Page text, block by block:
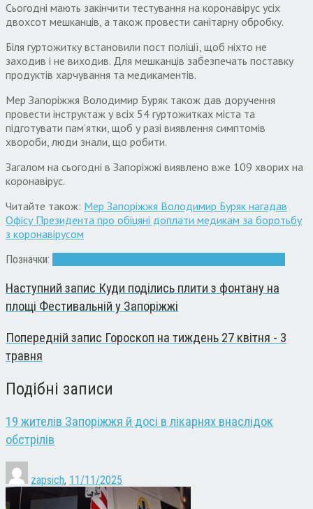
Сьогодні мають закінчити тестування на коронавірус усіх
двохсот мешканців, а також провести санітарну обробку.
Біля гуртожитку встановили пост поліції, щоб ніхто не
заходив і не виходив. Для мешканців забезпечать поставку
продуктів харчування та медикаментів.
Мер Запоріжжя Володимир Буряк також дав доручення
провести інструктаж у всіх 54 гуртожитках міста та
підготувати пам’ятки, щоб у разі виявлення симптомів
хвороби, люди знали, що робити.
Загалом на сьогодні в Запоріжжі виявлено вже 109 хворих на
коронавірус.
Читайте також: Мер Запоріжжя Володимир Буряк нагадав
Офісу Президента про обіцяні доплати медикам за боротьбу
з коронавірусом
Позначки:
Наступний запис Куди поділись плити з фонтану на
площі Фестивальній у Запоріжжі
Попередній запис Гороскоп на тиждень 27 квітня - 3
травня
Подібні записи
19 жителів Запоріжжя й досі в лікарнях внаслідок
обстрілів
zapsich, 11/11/2025